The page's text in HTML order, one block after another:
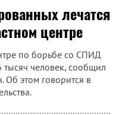
лечатся
центре
по борьбе со СПИД
тысяч человек, сообщил
Об этом говорится в